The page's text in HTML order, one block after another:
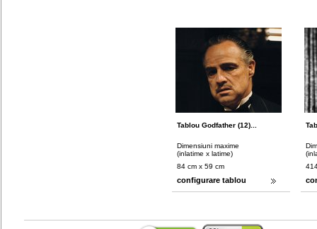
Tablou Godfather (12)...
Dimensiuni maxime
(inlatime x latime)
84 cm x 59 cm
configurare tablou